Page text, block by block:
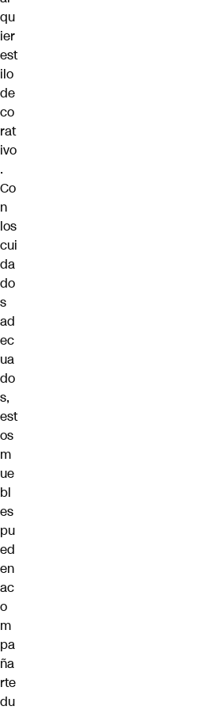
qu
ier
est
ilo
de
co
rat
ivo
.
Co
n
los
cui
da
do
s
ad
ec
ua
do
s,
est
os
m
ue
bl
es
pu
ed
en
ac
o
m
pa
ña
rte
du